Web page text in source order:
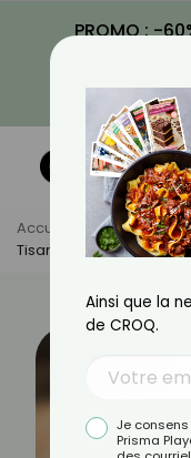
PROMO : -
Accueil Actus
Tisane Pamplemousse
Ainsi que la
de CROQ.
Je
Prisma